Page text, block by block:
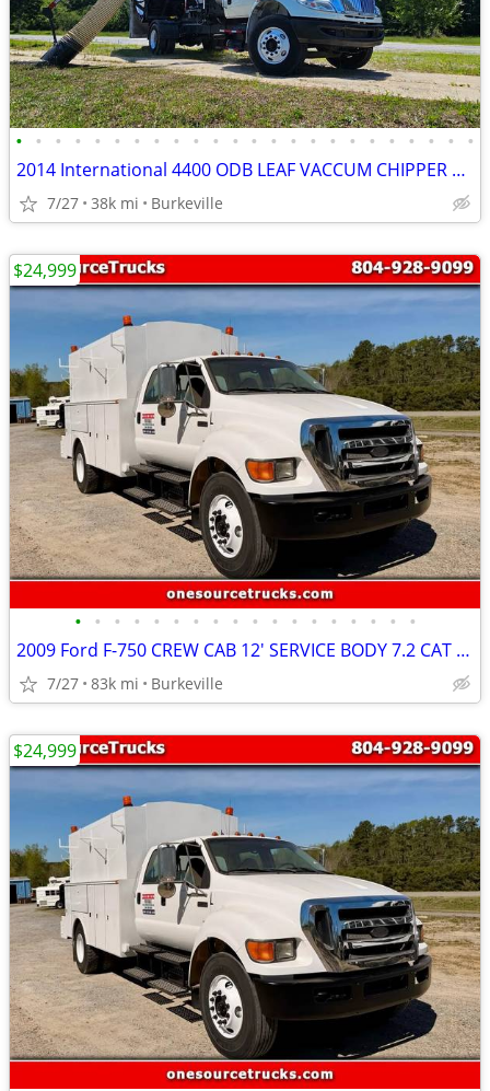
• • • • • • • • • • • • • • • • • • • • • • • •
2014 International 4400 ODB LEAF VACCUM CHIPPER DUMP TRUCK 38K MIL
7/27 38k mi Burkeville
• • • • • • • • • • • • • • • • • •
2009 Ford F-750 CREW CAB 12' SERVICE BODY 7.2 CAT DIESEL LOW MILES
7/27 83k mi Burkeville
$24,999
$24,999